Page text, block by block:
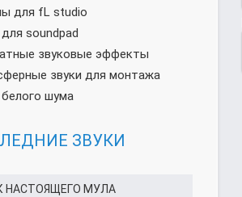
для fL studio
soundpad
звуковые эффекты
звуки для монтажа
шума
ЗВУКИ
НАСТОЯЩЕГО МУЛА